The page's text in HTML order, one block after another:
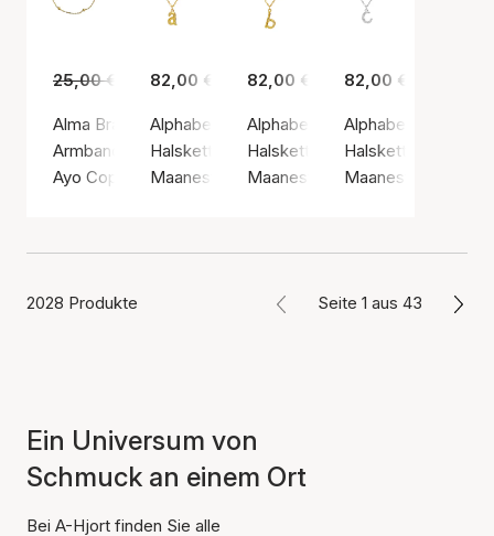
25,00 € 15,00 €
Alma Bracelet
Armband, Goldfarben / Vergoldeter Edelstahl
Ayo Copenhagen
82,00 €
Alphabet Necklace A
Halskette, Goldfarben / Vergoldetes
Maanesten
82,00 €
Alphabet Necklace B
Halskette, Goldfarben /
Maanesten
82,00 €
Alphabet Necklace
Halskette,
Maanesten
2028 Produkte Seite 1 aus 43
Ein Universum von
Schmuck an einem Ort
Bei A-Hjort finden Sie alle